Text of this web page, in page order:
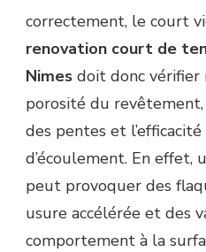
correctement, le court
renovation court de
Nimes doit donc
porosité du
des pentes et
d’écoulement. En
peut provoquer des
usure accélérée et des
comportement à la